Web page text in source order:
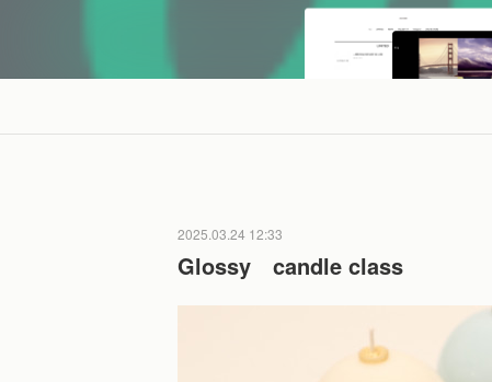
2025.03.24 12:33
Glossy candle class